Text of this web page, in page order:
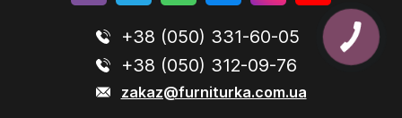
+38 (050) 331-60-05
+38 (050) 312-09-76
zakaz@furniturka.com.ua